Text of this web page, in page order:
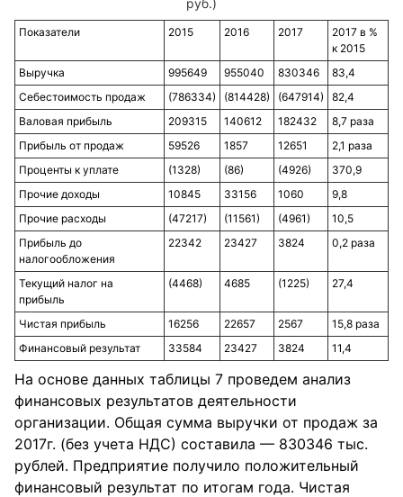
руб.)
Показатели 2015 2016 2017
2017 в %
к 2015
Выручка
995649 955040 830346
83,4
Себестоимость продаж
(786334) (814428) (647914)
82,4
Валовая прибыль
209315 140612 182432
8,7 раза
Прибыль от продаж
59526 1857 12651
2,1 раза
Проценты к уплате
(1328) (86) (4926)
370,9
Прочие доходы
10845 33156 1060
9,8
Прочие расходы
(47217) (11561) (4961)
10,5
Прибыль до
налогообложения
22342 23427 3824 0,2 раза
Текущий налог на
прибыль
(4468) 4685 (1225) 27,4
Чистая прибыль 16256 22657 2567
15,8 раза
Финансовый результат
33584 23427 3824 11,4
На основе данных таблицы 7 проведем анализ
финансовых результатов деятельности
организации. Общая сумма выручки от продаж за
2017г. (без учета НДС) составила — 830346 тыс.
рублей. Предприятие получило положительный
финансовый результат по итогам года. Чистая